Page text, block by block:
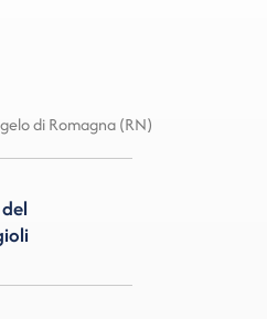
di Romagna (RN)